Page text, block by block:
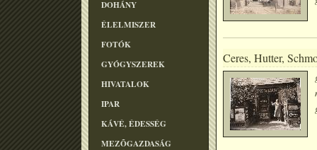
DOHÁNY
ÉLELMISZER
FOTÓK
GYÓGYSZEREK
HIVATALOK
IPAR
KÁVÉ, ÉDESSÉG
MEZÕGAZDASÁG
Ceres, Hutter,